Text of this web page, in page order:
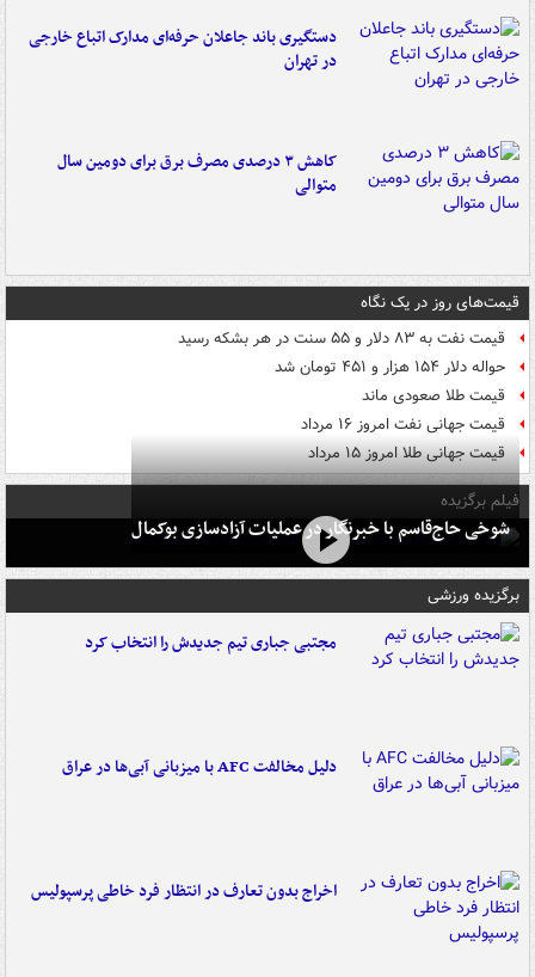
دستگیری باند جاعلان حرفه‌ای مدارک اتباع خارجی
در تهران
کاهش ۳ درصدی مصرف برق برای دومین سال
متوالی
قیمت‌های روز در یک نگاه
قیمت نفت به ۸۳ دلار و ۵۵ سنت در هر بشکه رسید
حواله دلار ۱۵۴ هزار و ۴۵۱ تومان شد
قیمت طلا صعودی ماند
قیمت جهانی نفت امروز ۱۶ مرداد
قیمت جهانی طلا امروز ۱۵ مرداد
فیلم برگزیده
شوخی حاج‌قاسم با خبرنگار در عملیات آزادسازی بوکمال
برگزیده ورزشی
مجتبی جباری تیم جدیدش را انتخاب کرد
دلیل مخالفت AFC با میزبانی آبی‌ها در عراق
اخراج بدون تعارف در انتظار فرد خاطی پرسپولیس